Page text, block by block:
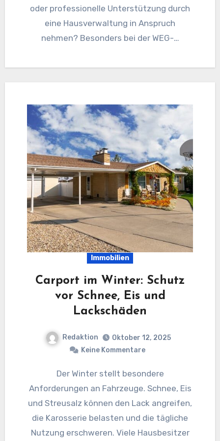
oder professionelle Unterstützung durch
eine Hausverwaltung in Anspruch
nehmen? Besonders bei der WEG-…
Immobilien
Carport im Winter: Schutz
vor Schnee, Eis und
Lackschäden
Redaktion
Oktober 12, 2025
Keine Kommentare
Der Winter stellt besondere
Anforderungen an Fahrzeuge. Schnee, Eis
und Streusalz können den Lack angreifen,
die Karosserie belasten und die tägliche
Nutzung erschweren. Viele Hausbesitzer